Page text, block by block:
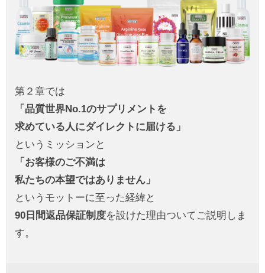
第２章では
「品質世界No.1のサプリメントを
求めている人にダイレクトに届ける」
というミッションと
「お客様のご不満は
私たちの本望ではありません」
というモットーに至った経緯と
90日間返品保証制度を設けた理由ついてご説明しま
す。